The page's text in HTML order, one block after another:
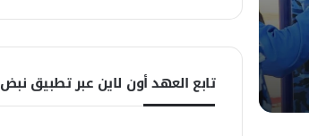
تابع العهد أون لاين عبر تطبيق نبض